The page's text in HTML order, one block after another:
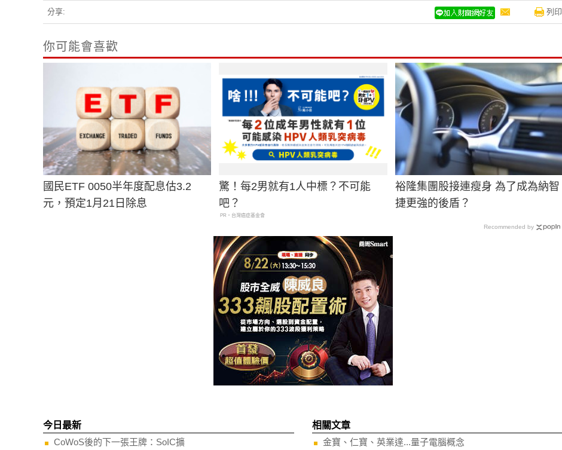
分享: 列印
你可能會喜歡
國民ETF 0050半年度配息估3.2
元，預定1月21日除息
驚！每2男就有1人中標？不可能
吧？
PR・台灣癌症基金會
裕隆集團股接連瘦身 為了成為納智
捷更強的後盾？
Recommended by
今日最新
CoWoS後的下一張王牌：SoIC擴
相關文章
金寶、仁寶、英業達...量子電腦概念